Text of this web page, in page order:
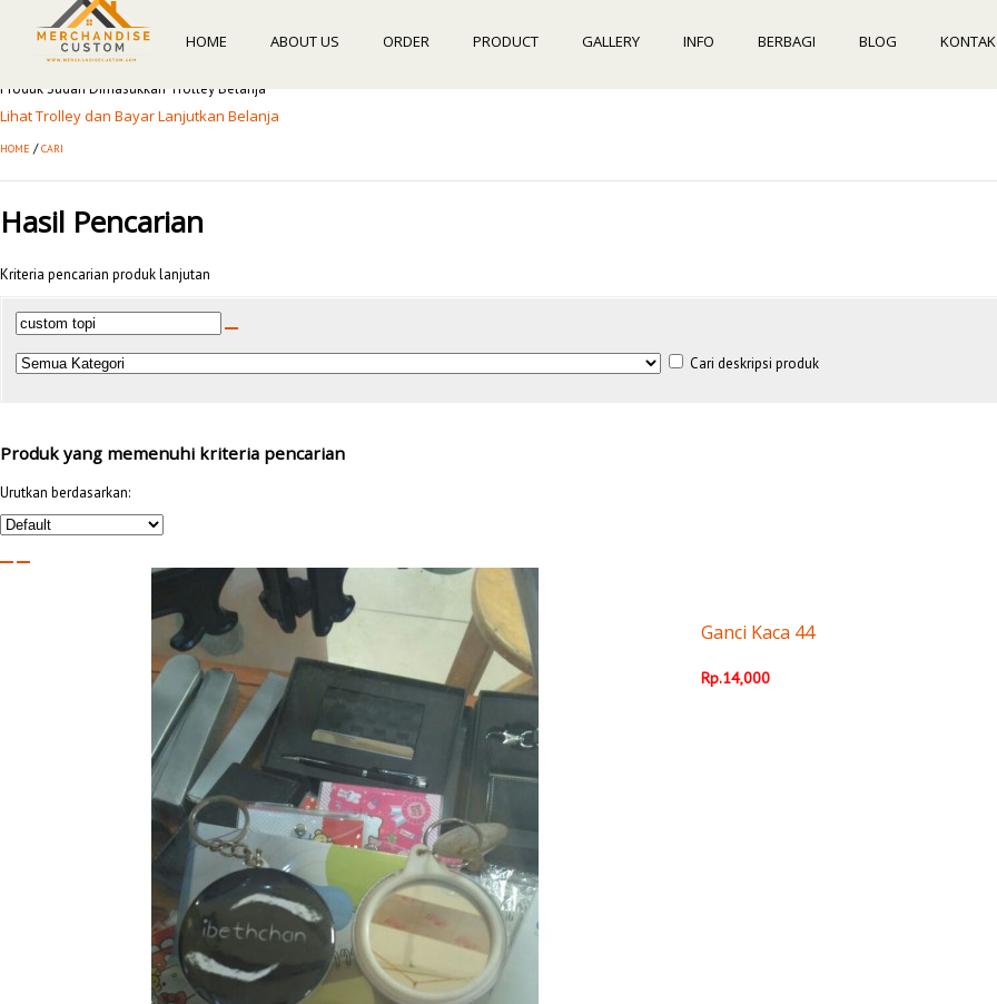
Produk Sudah Dimasukkan Trolley Belanja
Lihat Trolley dan BayarLanjutkan Belanja
HOME ABOUT US ORDER PRODUCT GALLERY INFO BERBAGI BLOG KONTAK
HOME /CARI
Hasil Pencarian
Kriteria pencarian produk lanjutan
Cari deskripsi produk
Produk yang memenuhi kriteria pencarian
Urutkan berdasarkan:
Ganci Kaca 44
Rp.14,000